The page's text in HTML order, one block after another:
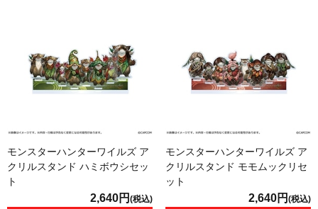
モンスターハンターワイルズ ア
クリルスタンド ハミボウシセッ
ト
2,640円 (税込)
モンスターハンターワイルズ ア
クリルスタンド モモムックリセ
ット
2,640円 (税込)